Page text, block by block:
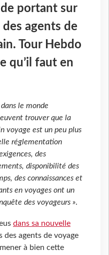
portant sur
agents de
Tour Hebdo
qu’il faut en
le monde
trouver que la
voyage est un peu plus
réglementation
des
disponibilité des
des connaissances et
en voyages ont un
des voyageurs ».
dans sa nouvelle
des agents de voyage
à bien cette